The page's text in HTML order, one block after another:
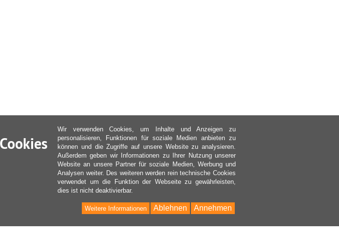
Wir verwenden Cookies, um Inhalte und Anzeigen zu
personalisieren, Funktionen für soziale Medien anbieten zu
können und die Zugriffe auf unsere Website zu analysieren.
Außerdem geben wir Informationen zu Ihrer Nutzung unserer
Website an unsere Partner für soziale Medien, Werbung und
Analysen weiter. Des weiteren werden rein technische Cookies
verwendet um die Funktion der Webseite zu gewährleisten,
dies ist nicht deaktivierbar.
Annehmen
Ablehnen
Weitere Informationen